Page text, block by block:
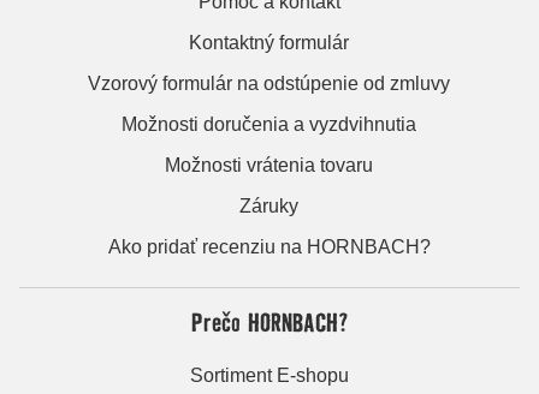
Kontaktný formulár
Vzorový formulár na odstúpenie od zmluvy
Možnosti doručenia a vyzdvihnutia
Možnosti vrátenia tovaru
Záruky
Ako pridať recenziu na HORNBACH?
Prečo HORNBACH?
Sortiment E-shopu